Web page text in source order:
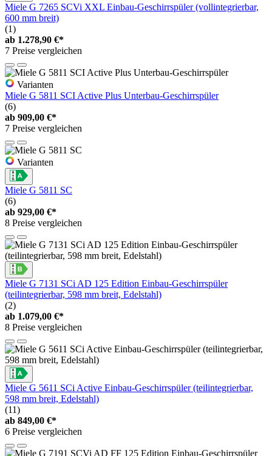
Miele G 7265 SCVi XXL Einbau-Geschirrspüler (vollintegrierbar,
600 mm breit)
(1)
ab 1.278,90 €*
7 Preise vergleichen
Varianten
Miele G 5811 SCI Active Plus Unterbau-Geschirrspüler
(6)
ab 909,00 €*
7 Preise vergleichen
Varianten
Miele G 5811 SC
(6)
ab 929,00 €*
8 Preise vergleichen
Miele G 7131 SCi AD 125 Edition Einbau-Geschirrspüler
(teilintegrierbar, 598 mm breit, Edelstahl)
(2)
ab 1.079,00 €*
8 Preise vergleichen
Miele G 5611 SCi Active Einbau-Geschirrspüler (teilintegrierbar,
598 mm breit, Edelstahl)
(11)
ab 849,00 €*
6 Preise vergleichen